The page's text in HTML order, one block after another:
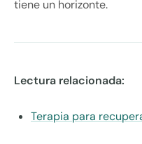
tiene un horizonte.
Lectura relacionada:
Terapia para